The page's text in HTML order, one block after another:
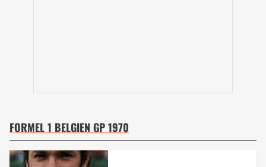
FORMEL 1 BELGIEN GP 1970